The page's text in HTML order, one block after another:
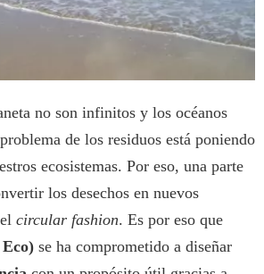
no son infinitos y los océanos
de los residuos está poniendo
ecosistemas. Por eso, una parte
los desechos en nuevos
circular fashion. Es por eso que
se ha comprometido a diseñar